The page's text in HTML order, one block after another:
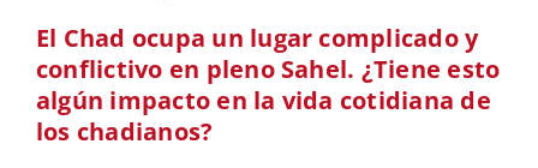
El Chad ocupa un lugar complicado y
conflictivo en pleno Sahel. ¿Tiene esto
algún impacto en la vida cotidiana de
los chadianos?